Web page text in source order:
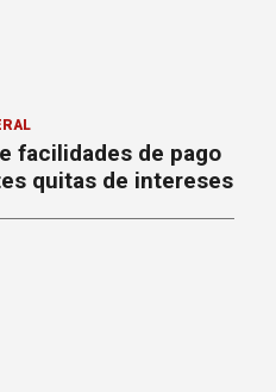
facilidades de pago
quitas de intereses